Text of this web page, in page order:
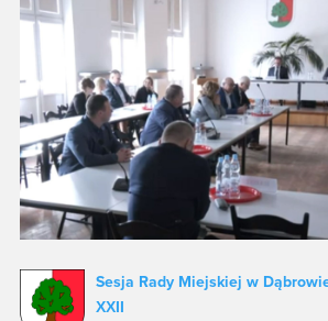
Sesja Rady Miejskiej w
XXII